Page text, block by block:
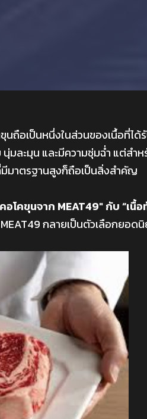
ถือเป็นหนึ่งในส่วนของเนื้อที่ได้
มละมุน และมีความชุ่มฉ่ำ แต่สำ
มีมาตรฐานสูงก็ถือเป็นสิ่งสำคัญ
อโคขุนจาก MEAT49″ กับ “เนื้อ
กลายเป็นตัวเลือกยอด